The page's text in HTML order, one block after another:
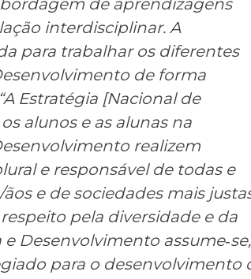
interdisciplinar. A
para trabalhar os diferentes
de forma
Estratégia [Nacional de
alunos e as alunas na
realizem
e responsável de todas e
e de sociedades mais
pela diversidade e da
Desenvolvimento assume‐se,
para o desenvolvimento